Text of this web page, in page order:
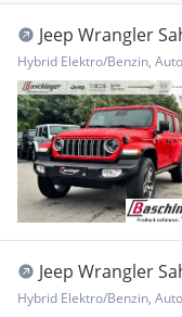
Jeep Wrangler
Hybrid Elektro/Benzin,
Jeep Wrangler
Hybrid Elektro/Benzin,